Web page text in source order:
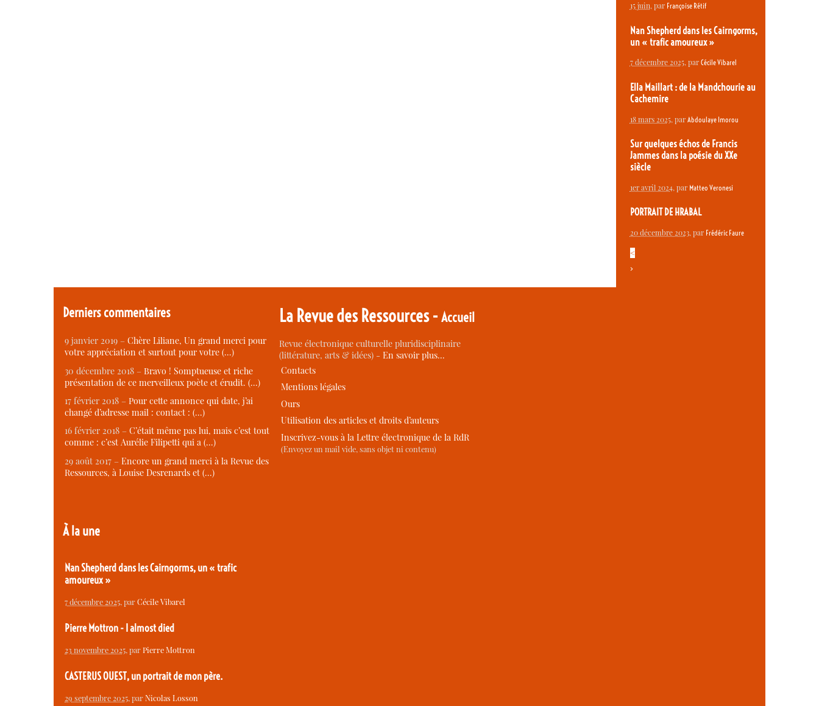
15 juin, par Françoise Rétif
Nan Shepherd dans les Cairngorms,
un « trafic amoureux »
7 décembre 2025, par Cécile Vibarel
Ella Maillart : de la Mandchourie au
Cachemire
18 mars 2025, par Abdoulaye Imorou
Sur quelques échos de Francis
Jammes dans la poésie du XXe
siècle
1er avril 2024, par Matteo Veronesi
PORTRAIT DE HRABAL
20 décembre 2023, par Frédéric Faure
<
>
Derniers commentaires
9 janvier 2019 – Chère Liliane, Un grand merci pour
votre appréciation et surtout pour votre (…)
30 décembre 2018 – Bravo ! Somptueuse et riche
présentation de ce merveilleux poète et érudit. (…)
17 février 2018 – Pour cette annonce qui date, j’ai
changé d’adresse mail : contact : (…)
16 février 2018 – C’était même pas lui, mais c’est tout
comme : c’est Aurélie Filipetti qui a (…)
29 août 2017 – Encore un grand merci à la Revue des
Ressources, à Louise Desrenards et (…)
À la une
Nan Shepherd dans les Cairngorms, un « trafic
amoureux »
7 décembre 2025, parCécile Vibarel
Pierre Mottron - I almost died
23 novembre 2025, parPierre Mottron
CASTERUS OUEST, un portrait de mon père.
29 septembre 2025, parNicolas Losson
La Revue des Ressources -Accueil
Revue électronique culturelle pluridisciplinaire
(littérature, arts & idées) -En savoir plus…
Contacts
Mentions légales
Ours
Utilisation des articles et droits d’auteurs
Inscrivez-vous à la Lettre électronique de la RdR
(Envoyez un mail vide, sans objet ni contenu)